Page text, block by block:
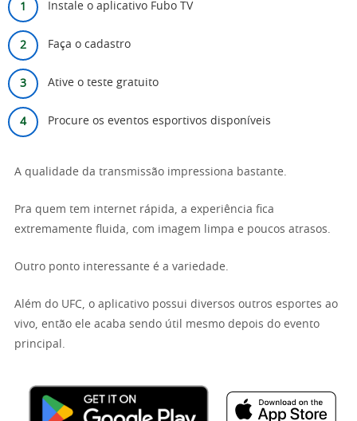
Instale o aplicativo Fubo TV
Faça o cadastro
Ative o teste gratuito
Procure os eventos esportivos disponíveis
A qualidade da transmissão impressiona bastante.
Pra quem tem internet rápida, a experiência fica
extremamente fluida, com imagem limpa e poucos atrasos.
Outro ponto interessante é a variedade.
Além do UFC, o aplicativo possui diversos outros esportes ao
vivo, então ele acaba sendo útil mesmo depois do evento
principal.